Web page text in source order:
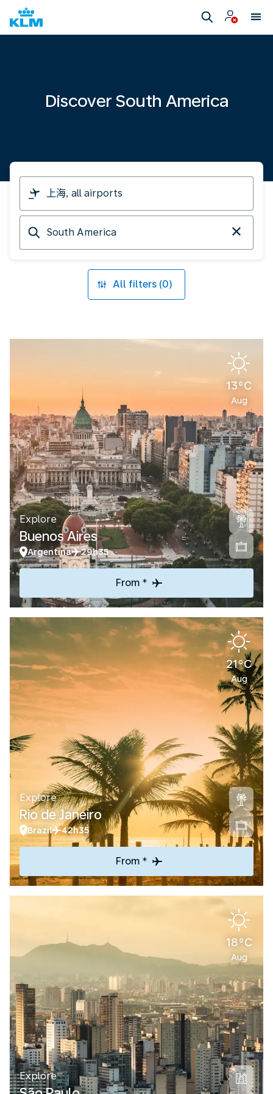
Discover South America
I
am
travelling
Arriving
at
All filters (0)
13°C
Aug
Explore
Buenos Aires
Argentina 29h35
From *
21°C
Aug
Explore
Rio de Janeiro
Brazil 42h35
From *
18°C
Aug
Explore